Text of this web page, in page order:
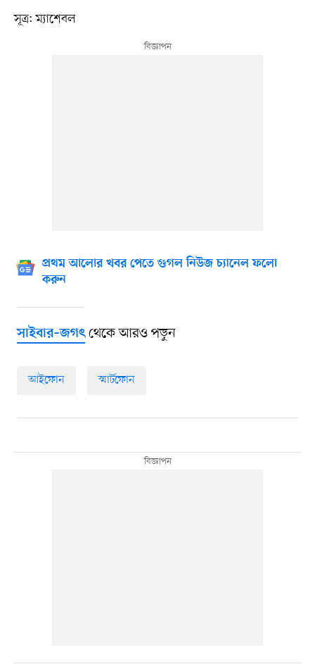
সূত্র: ম্যাশেবল
প্রথম আলোর খবর পেতে গুগল নিউজ চ্যানেল ফলো
করুন
সাইবার–জগৎথেকে আরও পড়ুন
আইফোন স্মার্টফোন